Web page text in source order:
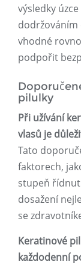
výsledky
vhodné
podpořit
pilulky
Při užívání
vlasů je
Tato
faktorech,
stupeň
dosažení
se
Keratinové
každodenní